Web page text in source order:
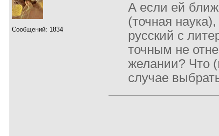
Сообщений: 1834
А если ей
(точная
русский с
точным не
желании? Что
случае